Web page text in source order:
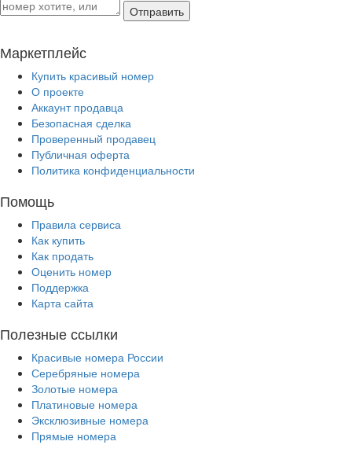
Отправить
Маркетплейс
Купить красивый номер
О проекте
Аккаунт продавца
Безопасная сделка
Проверенный продавец
Публичная оферта
Политика конфиденциальности
Помощь
Правила сервиса
Как купить
Как продать
Оценить номер
Поддержка
Карта сайта
Полезные ссылки
Красивые номера России
Серебряные номера
Золотые номера
Платиновые номера
Эксклюзивные номера
Прямые номера